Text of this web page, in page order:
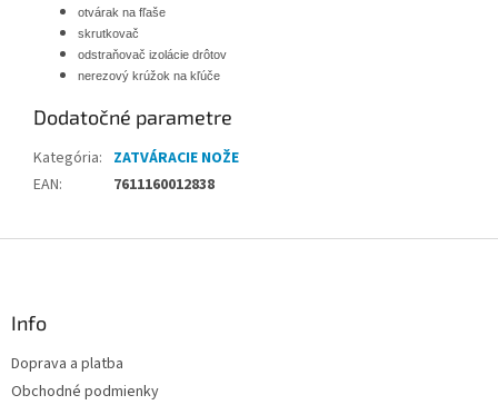
otvárak na fľaše
skrutkovač
odstraňovač izolácie drôtov
nerezový krúžok na kľúče
Dodatočné parametre
Kategória: ZATVÁRACIE NOŽE
EAN: 7611160012838
Info
Doprava a platba
Obchodné podmienky